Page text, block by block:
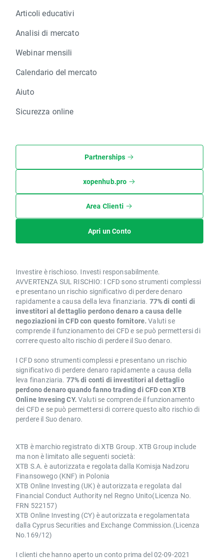
Articoli educativi
Analisi di mercato
Webinar mensili
Calendario del mercato
Aiuto
Sicurezza online
Partnerships
xopenhub.pro
Area Clienti
Apri un Conto
Investire è rischioso. Investi responsabilmente.
AVVERTENZA SUL RISCHIO: I CFD sono strumenti complessi
e presentano un rischio significativo di perdere denaro
rapidamente a causa della leva finanziaria. 77% di conti di
investitori al dettaglio perdono denaro a causa delle
negoziazioni in CFD con questo fornitore. Valuti se
comprende il funzionamento dei CFD e se può permettersi di
correre questo alto rischio di perdere il Suo denaro.
I CFD sono strumenti complessi e presentano un rischio
significativo di perdere denaro rapidamente a causa della
leva finanziaria. 77% di conti di investitori al dettaglio
perdono denaro quando fanno trading di CFD con XTB
Online Invesing CY. Valuti se comprende il funzionamento
dei CFD e se può permettersi di correre questo alto rischio di
perdere il Suo denaro.
XTB è marchio registrato di XTB Group. XTB Group include
ma non è limitato alle seguenti società:
XTB S.A. è autorizzata e regolata dalla Komisja Nadzoru
Finansowego (KNF) in Polonia
XTB Online Investing (UK) è autorizzata e regolata dal
Financial Conduct Authority nel Regno Unito(Licenza No.
FRN 522157)
XTB Online Investing (CY) è autorizzata e regolamentata
dalla Cyprus Securities and Exchange Commission.(Licenza
No.169/12)
I clienti che hanno aperto un conto prima del 02-09-2021